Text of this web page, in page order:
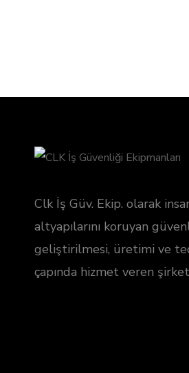
Clk İş Güv. Ekip. olarak
altyapılarını koruyan
geliştirilmesi, üretimi ve
çapında hizmet veren